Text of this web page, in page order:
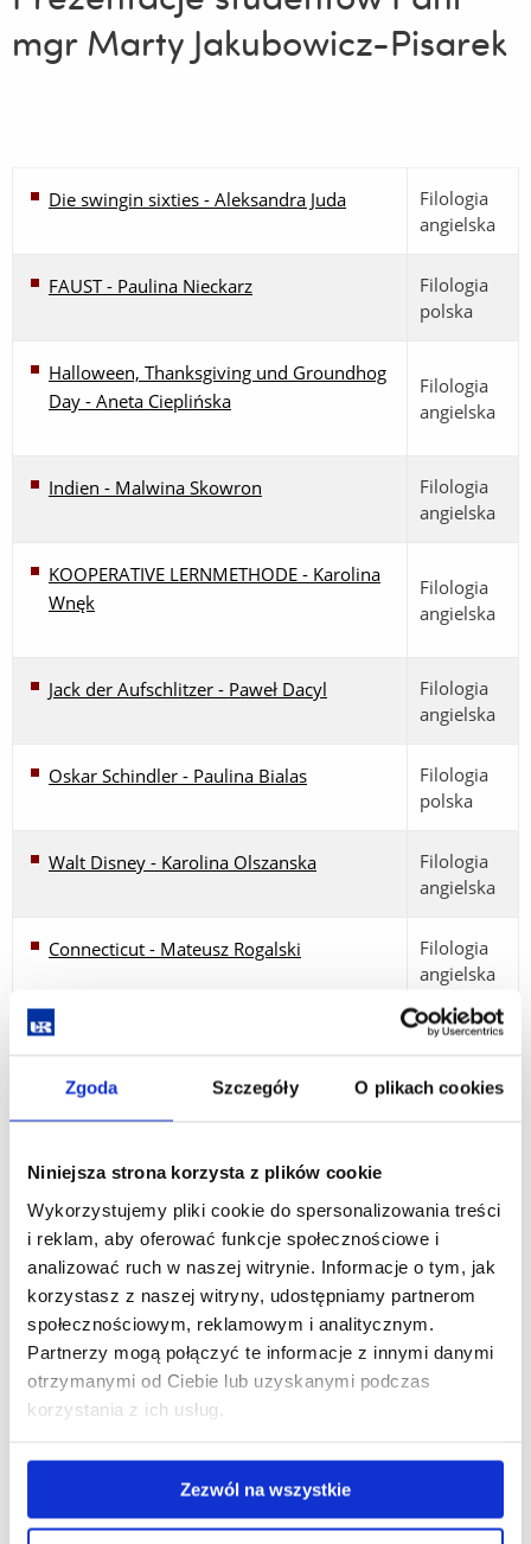
Zgoda Szczegóły O plikach cookies
Niniejsza strona korzysta z plików cookie
Wykorzystujemy pliki cookie do spersonalizowania treści
i reklam, aby oferować funkcje społecznościowe i
analizować ruch w naszej witrynie. Informacje o tym, jak
korzystasz z naszej witryny, udostępniamy partnerom
społecznościowym, reklamowym i analitycznym.
Partnerzy mogą połączyć te informacje z innymi danymi
otrzymanymi od Ciebie lub uzyskanymi podczas
korzystania z ich usług.
Zezwól na wszystkie
mgr Marty Jakubowicz-Pisarek
Die swingin sixties - Aleksandra Juda
Filologia
angielska
FAUST - Paulina Nieckarz
Filologia
polska
Halloween, Thanksgiving und Groundhog
Day - Aneta Cieplińska
Filologia
angielska
Indien - Malwina Skowron
Filologia
angielska
KOOPERATIVE LERNMETHODE - Karolina
Wnęk
Filologia
angielska
Jack der Aufschlitzer - Paweł Dacyl
Filologia
angielska
Oskar Schindler - Paulina Bialas
Filologia
polska
Walt Disney - Karolina Olszanska
Filologia
angielska
Connecticut - Mateusz Rogalski
Filologia
angielska
Punk - Jugendkultur - Jakub MIka
Filologia
Englische Symbole - Sabina Kaplita
Britischer Humor - Joanna Zarnowska
Filologia
angielska
Marlene Dietrich - Andzelina Wraga
Filologia
polska
TWIGGY - Marika Witalec
Filologia
Marion Graefin von Doehnhoff - Anna